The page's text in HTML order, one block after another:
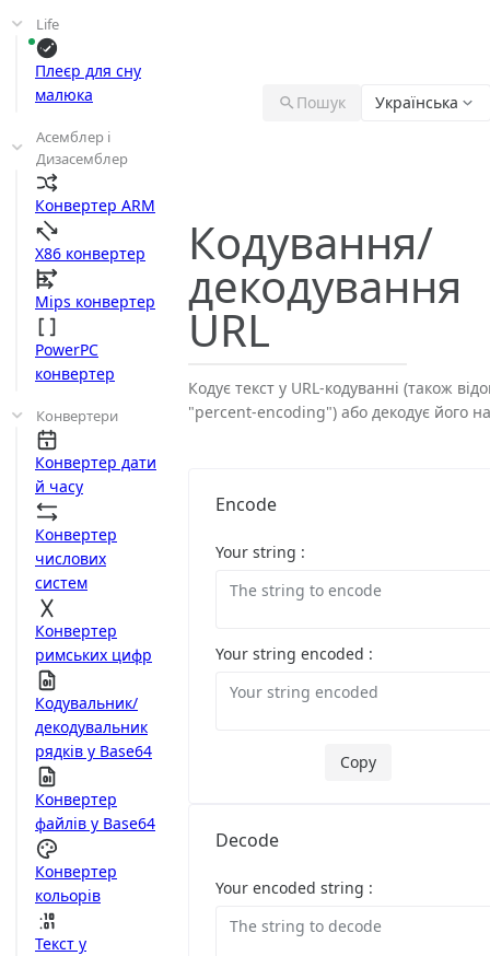
Life
Плеєр для сну
малюка
Асемблер і
Дизасемблер
Конвертер ARM
X86 конвертер
Mips конвертер
PowerPC
конвертер
Конвертери
Конвертер дати
й часу
Конвертер
числових
систем
Конвертер
римських цифр
Кодувальник/
декодувальник
рядків у Base64
Конвертер
файлів у Base64
Конвертер
кольорів
Текст у
Пошук Українська
Кодування/
декодування
URL
Кодує текст у URL-кодуванні (також
"percent-encoding") або декодує його
Encode
Your string :
Your string encoded :
Copy
Decode
Your encoded string :